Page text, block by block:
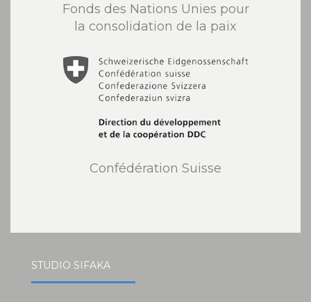
Fonds des Nations Unies pour
la consolidation de la paix
Confédération Suisse
STUDIO SIFAKA